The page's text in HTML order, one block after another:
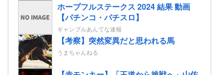
ホープフルステークス 2024 結果 動画
【パチンコ・パチスロ】
ギャンブルあんてな速報
【考察】突然変異だと思われる馬
うまちゃんねる